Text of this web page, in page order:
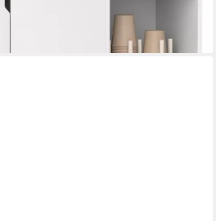
dir